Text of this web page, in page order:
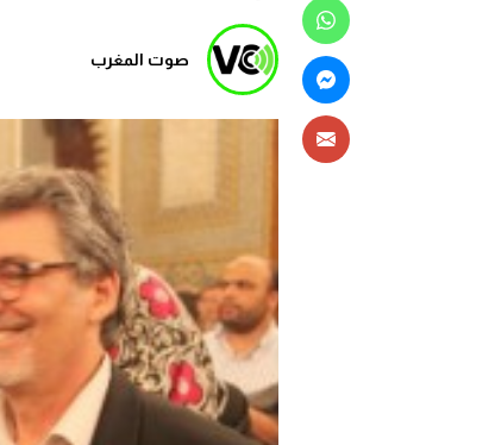
صوت المغرب